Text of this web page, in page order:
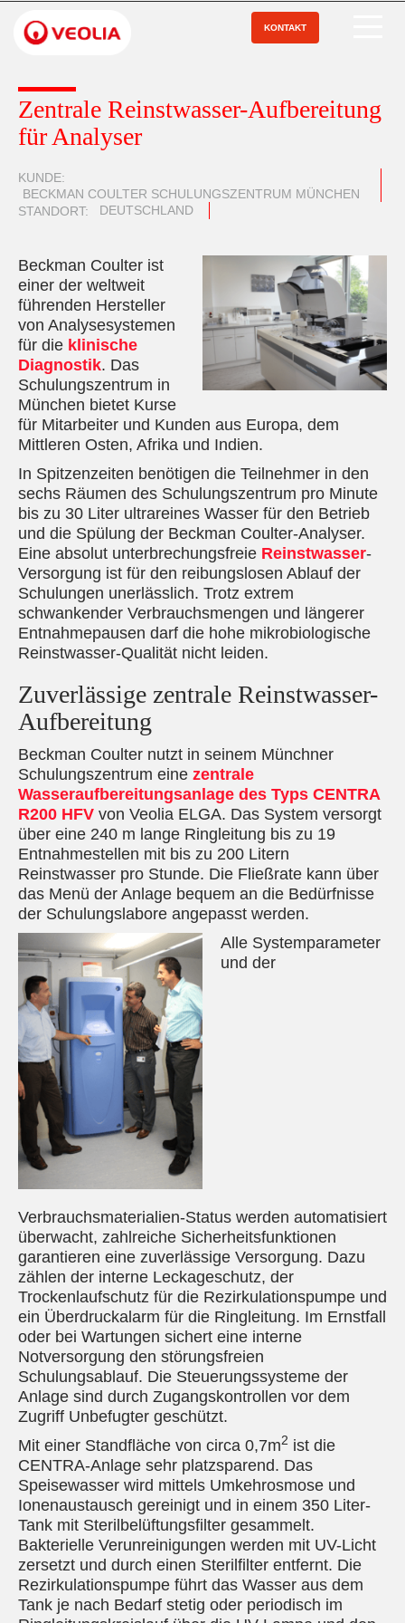
zum
Inhalt
KONTAKT
Zentrale Reinstwasser-Aufbereitung
für Analyser
KUNDE
BECKMAN COULTER SCHULUNGSZENTRUM MÜNCHEN
STANDORT
DEUTSCHLAND
Beckman Coulter ist
einer der weltweit
führenden Hersteller
von Analysesystemen
für die klinische
Diagnostik. Das
Schulungszentrum in
München bietet Kurse
für Mitarbeiter und Kunden aus Europa, dem
Mittleren Osten, Afrika und Indien.
In Spitzenzeiten benötigen die Teilnehmer in den
sechs Räumen des Schulungszentrum pro Minute
bis zu 30 Liter ultrareines Wasser für den Betrieb
und die Spülung der Beckman Coulter-Analyser.
Eine absolut unterbrechungsfreie Reinstwasser-
Versorgung ist für den reibungslosen Ablauf der
Schulungen unerlässlich. Trotz extrem
schwankender Verbrauchsmengen und längerer
Entnahmepausen darf die hohe mikrobiologische
Reinstwasser-Qualität nicht leiden.
Zuverlässige zentrale Reinstwasser-
Aufbereitung
Beckman Coulter nutzt in seinem Münchner
Schulungszentrum eine zentrale
Wasseraufbereitungsanlage des Typs CENTRA
R200 HFV von Veolia ELGA. Das System versorgt
über eine 240 m lange Ringleitung bis zu 19
Entnahmestellen mit bis zu 200 Litern
Reinstwasser pro Stunde. Die Fließrate kann über
das Menü der Anlage bequem an die Bedürfnisse
der Schulungslabore angepasst werden.
Alle Systemparameter
und der
Verbrauchsmaterialien-Status werden automatisiert
überwacht, zahlreiche Sicherheitsfunktionen
garantieren eine zuverlässige Versorgung. Dazu
zählen der interne Leckageschutz, der
Trockenlaufschutz für die Rezirkulationspumpe und
ein Überdruckalarm für die Ringleitung. Im Ernstfall
oder bei Wartungen sichert eine interne
Notversorgung den störungsfreien
Schulungsablauf. Die Steuerungssysteme der
Anlage sind durch Zugangskontrollen vor dem
Zugriff Unbefugter geschützt.
Mit einer Standfläche von circa 0,7m2 ist die
CENTRA-Anlage sehr platzsparend. Das
Speisewasser wird mittels Umkehrosmose und
Ionenaustausch gereinigt und in einem 350 Liter-
Tank mit Sterilbelüftungsfilter gesammelt.
Bakterielle Verunreinigungen werden mit UV-Licht
zersetzt und durch einen Sterilfilter entfernt. Die
Rezirkulationspumpe führt das Wasser aus dem
Tank je nach Bedarf stetig oder periodisch im